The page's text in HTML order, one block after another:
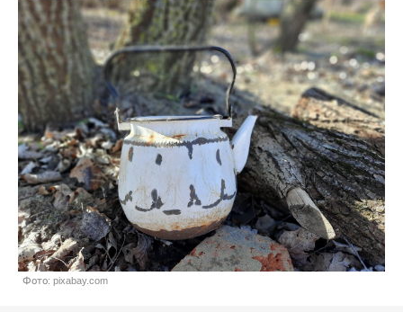
Фото: pixabay.com